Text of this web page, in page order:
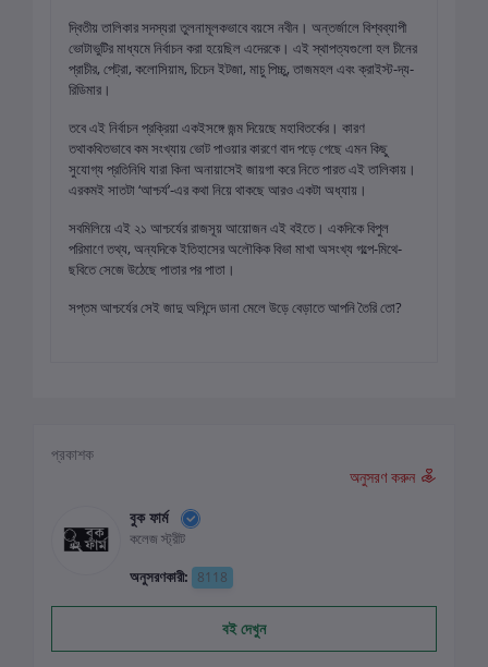
দ্বিতীয় তালিকার সদস্যরা তুলনামূলকভাবে বয়সে নবীন। অন্তর্জালে বিশ্বব্যাপী
ভোটাভুটির মাধ্যমে নির্বাচন করা হয়েছিল এদেরকে। এই স্থাপত্যগুলো হল চীনের
প্রাচীর, পেট্রা, কলোসিয়াম, চিচেন ইটজা, মাচু পিচ্চু, তাজমহল এবং ক্রাইস্ট-দ্য-
রিডিমার।
তবে এই নির্বাচন প্রক্রিয়া একইসঙ্গে জন্ম দিয়েছে মহাবিতর্কের। কারণ
তথাকথিতভাবে কম সংখ্যায় ভোট পাওয়ার কারণে বাদ পড়ে গেছে এমন কিছু
সুযোগ্য প্রতিনিধি যারা কিনা অনায়াসেই জায়গা করে নিতে পারত এই তালিকায়।
এরকমই সাতটা ‘আশ্চর্য’-এর কথা নিয়ে থাকছে আরও একটা অধ্যায়।
সবমিলিয়ে এই ২১ আশ্চর্যের রাজসূয় আয়োজন এই বইতে। একদিকে বিপুল
পরিমাণে তথ্য, অন্যদিকে ইতিহাসের অলৌকিক বিভা মাখা অসংখ্য গল্পে-মিথে-
ছবিতে সেজে উঠেছে পাতার পর পাতা।
সপ্তম আশ্চর্যের সেই জাদু অলিন্দে ডানা মেলে উড়ে বেড়াতে আপনি তৈরি তো?
প্রকাশক
অনুসরণ করুন
বুক ফার্ম
কলেজ স্ট্রীট
অনুসরণকারী: 8118
বই দেখুন